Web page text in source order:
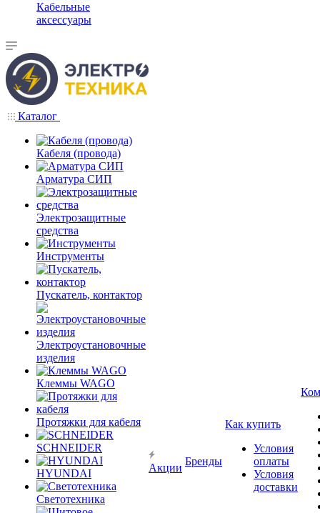
Кабельные
аксессуары
Каталог
Кабеля (провода)
Арматура СИП
Электрозащитные
средства
Инструменты
Пускатель, контактор
Электроустановочные
изделия
Клеммы WAGO
Протяжки для кабеля
SCHNEIDER
HYUNDAI
Светотехника
Акции
Бренды
Как купить
Условия
оплаты
Условия
доставки